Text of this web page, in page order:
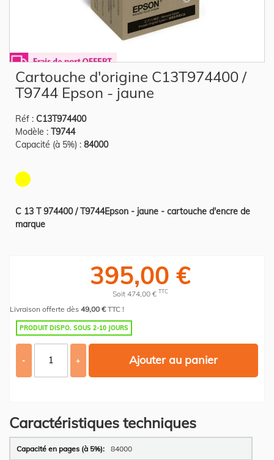
the
beginning
images
gallery
Cartouche d'origine C13T974400 /
T9744 Epson - jaune
Réf : C13T974400
Modèle : T9744
Capacité (à 5%) : 84000
C 13 T 974400 / T9744Epson - jaune - cartouche d'encre de
marque
395,00 €
Soit 474,00 € TTC
Livraison offerte dès 49,00 €TTC !
PRODUIT DISPO. SOUS 2-10 JOURS
- + Ajouter au panier
Caractéristiques techniques
Plus
d’information
84000